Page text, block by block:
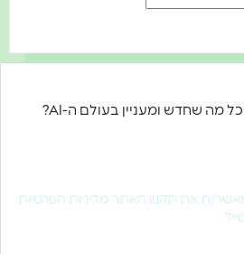
רוצים לקבל עדכונים על כל מה שחדש ומעניין בעולם ה-AI?
ת את תקנון האתר, מדיניות הפרטיות